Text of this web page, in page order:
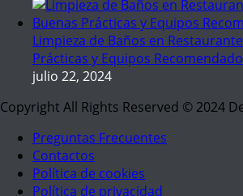
Limpieza de Baños en
Prácticas y Equipos
julio 22, 2024
Copyright All Rights Reserved © 2024
Preguntas Frecuentes
Contactos
Política de cookies
Política de privacidad